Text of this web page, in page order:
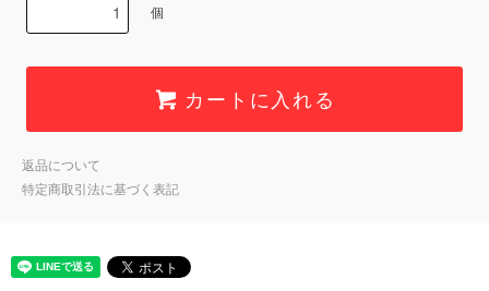
個
カートに入れる
返品について
特定商取引法に基づく表記